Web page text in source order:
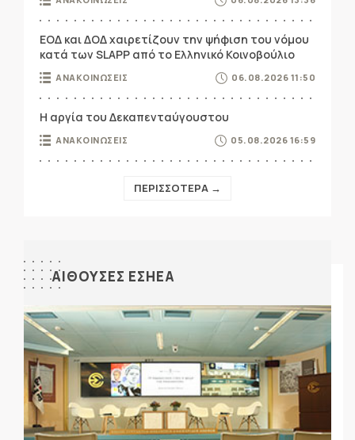
ΕΟΔ και ΔΟΔ χαιρετίζουν την ψήφιση του νόμου
κατά των SLAPP από το Ελληνικό Κοινοβούλιο
ΑΝΑΚΟΙΝΩΣΕΙΣ 06.08.2026 11:50
Η αργία του Δεκαπενταύγουστου
ΑΝΑΚΟΙΝΩΣΕΙΣ 05.08.2026 16:59
ΠΕΡΙΣΣΟΤΕΡΑ →
ΑΙΘΟΥΣΕΣ ΕΣΗΕΑ